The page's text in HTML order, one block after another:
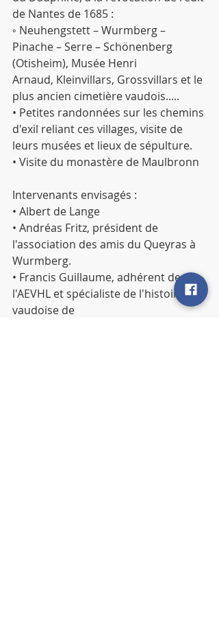
de Nantes de 1685 :
◦ Neuhengstett – Wurmberg –
Pinache – Serre – Schönenberg
(Otisheim), Musée Henri
Arnaud, Kleinvillars, Grossvillars et le
plus ancien cimetière vaudois.....
• Petites randonnées sur les chemins
d'exil reliant ces villages, visite de
leurs musées et lieux de sépulture.
• Visite du monastère de Maulbronn
Intervenants envisagés :
• Albert de Lange
• Andréas Fritz, président de
l'association des amis du Queyras à
Wurmberg.
• Francis Guillaume, adhérent de
l'AEVHL et spécialiste de l'histoire
vaudoise de